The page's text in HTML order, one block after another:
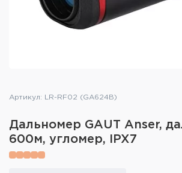
Спортивная стрельба
Кобуры и системы ношения
Артикул: LR-RF02 (GA624B)
Дальномер GAUT Anser,
600м, угломер, IPX7